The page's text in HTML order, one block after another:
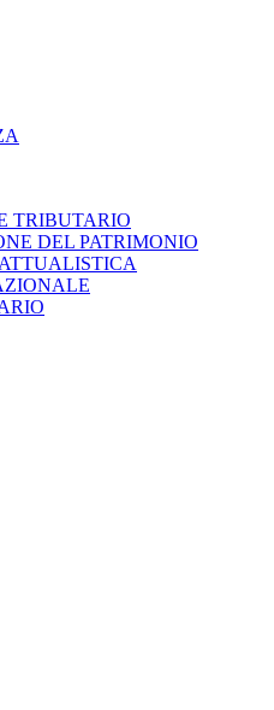
TRIBUTARIO
DEL PATRIMONIO